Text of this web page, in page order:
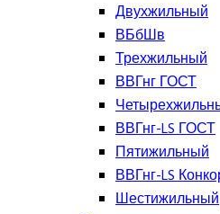
Двухжильный
ВБбШв
Трехжильный
ВВГнг ГОСТ
ВВГнг-LS ГОСТ
Пятижильный
ВВГнг-LS
Шестижильный